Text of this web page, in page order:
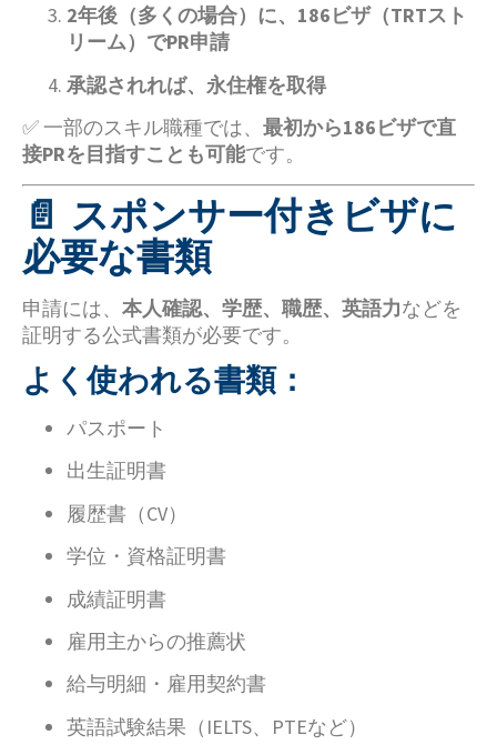
2年後（多くの場合）に、186ビザ（TRTスト
リーム）でPR申請
承認されれば、永住権を取得
✅ 一部のスキル職種では、 最初から186ビザで直
接PRを目指すことも可能です。
📄 スポンサー付きビザに
必要な書類
申請には、 本人確認、学歴、職歴、英語力などを
証明する公式書類が必要です。
よく使われる書類：
パスポート
出生証明書
履歴書（CV）
学位・資格証明書
成績証明書
雇用主からの推薦状
給与明細・雇用契約書
英語試験結果（IELTS、PTEなど）